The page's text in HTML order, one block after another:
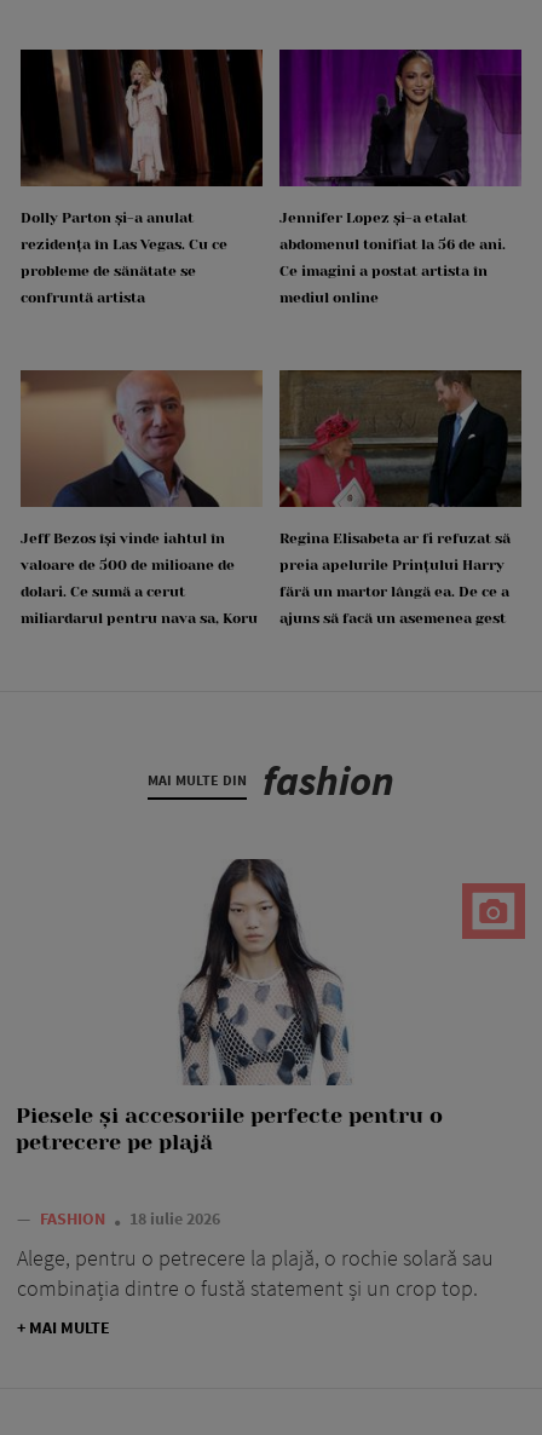
Dolly Parton și-a anulat
rezidența în Las Vegas. Cu ce
probleme de sănătate se
confruntă artista
Jennifer Lopez și-a etalat
abdomenul tonifiat la 56 de ani.
Ce imagini a postat artista în
mediul online
Jeff Bezos își vinde iahtul în
valoare de 500 de milioane de
dolari. Ce sumă a cerut
miliardarul pentru nava sa, Koru
Regina Elisabeta ar fi refuzat să
preia apelurile Prințului Harry
fără un martor lângă ea. De ce a
ajuns să facă un asemenea gest
MAI MULTE DIN fashion
Piesele și accesoriile perfecte pentru o
petrecere pe plajă
— FASHION 18 iulie 2026
Alege, pentru o petrecere la plajă, o rochie solară sau
combinația dintre o fustă statement și un crop top.
+ MAI MULTE